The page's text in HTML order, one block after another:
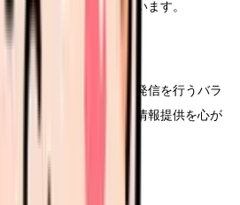
制の構築が求められています。
ながら、魅力的な情報発信を行うバラ
や誇張を避け、誠実な情報提供を心が
立案プロセス